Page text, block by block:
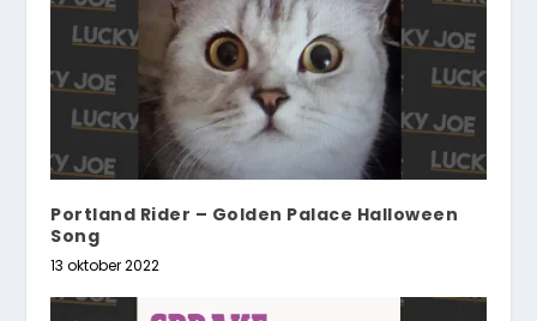
Portland Rider – Golden Palace Halloween
Song
13 oktober 2022